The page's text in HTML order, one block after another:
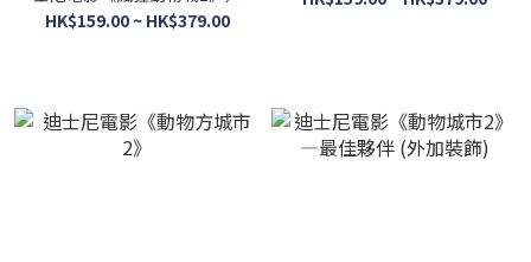
HK$159.00 ~ HK$379.00